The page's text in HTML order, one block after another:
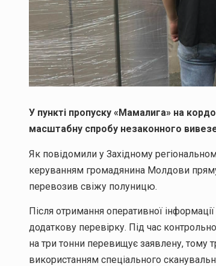
У пункті пропуску «Мамалига» на
масштабну спробу незаконного
Як повідомили у Західному
керуванням громадянина Молдови
перевозив свіжу полуницю.
Після отримання оперативної
додаткову перевірку. Під час
на три тонни перевищує заявлену, тому
використанням спеціального